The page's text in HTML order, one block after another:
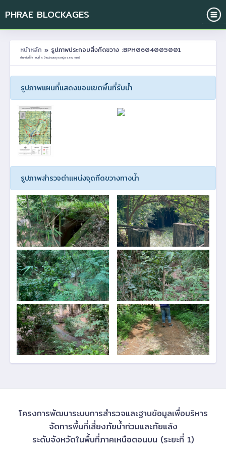
PHRAE BLOCKAGES
หน้าหลัก » รูปภาพประกอบสิ่งกีดขวาง :BPH0604005001
ตำแหน่งที่ตั้ง : หมู่ที่ 5 บ้านข่วงชมภู ต.เตาปูน อ.สอง จ.แพร่
รูปภาพแผนที่แสดงขอบเขตพื้นที่รับน้ำ
รูปภาพสำรวจตำแหน่งจุดกีดขวางทางน้ำ
โครงการพัฒนาระบบการสำรวจและฐานข้อมูลเพื่อบริหาร
จัดการพื้นที่เสี่ยงภัยน้ำท่วมและภัยแล้ง
ระดับจังหวัดในพื้นที่ภาคเหนือตอนบน (ระยะที่ 1)